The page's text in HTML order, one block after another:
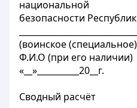
национальной
безопасности
(воинское
Ф.И.О (при его наличии)
«__»__________20__г.
Сводный расчёт